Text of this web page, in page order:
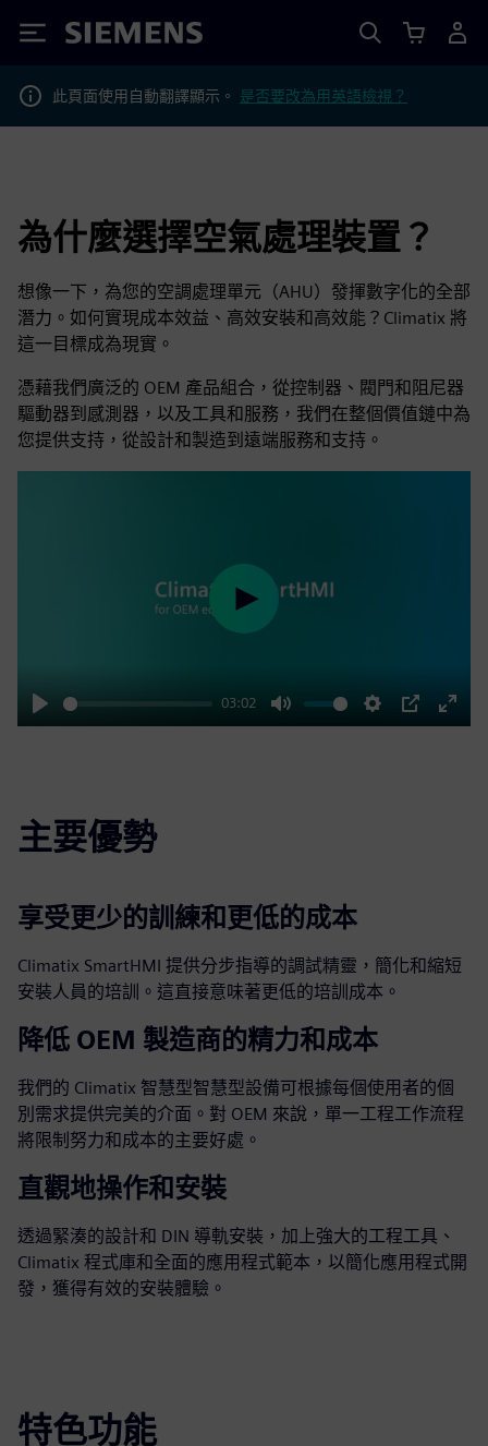
Siemens
此頁面使用自動翻譯顯示。 是否要改為用英語檢視？
為什麼選擇空氣處理裝置？
想像一下，為您的空調處理單元（AHU）發揮數字化的全部
潛力。如何實現成本效益、高效安裝和高效能？Climatix 將
這一目標成為現實。
憑藉我們廣泛的 OEM 產品組合，從控制器、閥門和阻尼器
驅動器到感測器，以及工具和服務，我們在整個價值鏈中為
您提供支持，從設計和製造到遠端服務和支持。
Play
03:02
Mute Settings
PIP
Enter
Play
主要優勢
享受更少的訓練和更低的成本
Climatix SmartHMI 提供分步指導的調試精靈，簡化和縮短
安裝人員的培訓。這直接意味著更低的培訓成本。
降低 OEM 製造商的精力和成本
我們的 Climatix 智慧型智慧型設備可根據每個使用者的個
別需求提供完美的介面。對 OEM 來說，單一工程工作流程
將限制努力和成本的主要好處。
直觀地操作和安裝
透過緊湊的設計和 DIN 導軌安裝，加上強大的工程工具、
Climatix 程式庫和全面的應用程式範本，以簡化應用程式開
發，獲得有效的安裝體驗。
特色功能